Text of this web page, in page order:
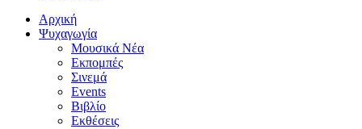
Αρχική
Ψυχαγωγία
Μουσικά Νέα
Εκπομπές
Σινεμά
Events
Βιβλίο
Εκθέσεις